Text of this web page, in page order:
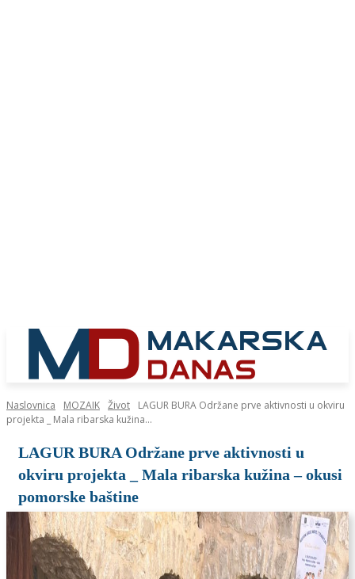
Naslovnica MOZAIK Život
LAGUR BURA Održane prve aktivnosti u okviru
projekta _ Mala ribarska kužina...
LAGUR BURA Održane prve aktivnosti u
okviru projekta _ Mala ribarska kužina – okusi
pomorske baštine